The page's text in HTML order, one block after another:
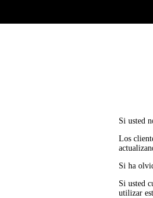
Si usted
Los
Si ha
Si usted
utilizar